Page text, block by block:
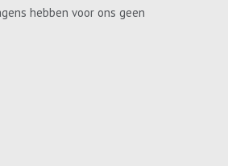
hebben voor ons geen